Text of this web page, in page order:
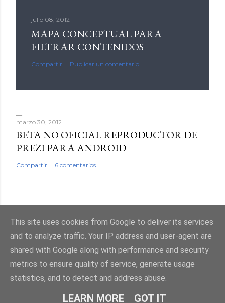
julio 08, 2012
MAPA CONCEPTUAL PARA
FILTRAR CONTENIDOS
Compartir Publicar un comentario
marzo 30, 2012
BETA NO OFICIAL REPRODUCTOR DE
PREZI PARA ANDROID
Compartir 6 comentarios
Con la tecnología de Blogger
This site uses cookies from Google to deliver its services
and to analyze traffic. Your IP address and user-agent are
shared with Google along with performance and security
metrics to ensure quality of service, generate usage
statistics, and to detect and address abuse.
LEARN MORE GOT IT